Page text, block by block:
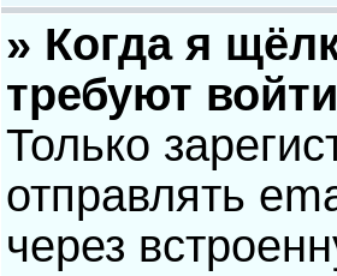
» Когда я
требуют
Только
отправлять
через